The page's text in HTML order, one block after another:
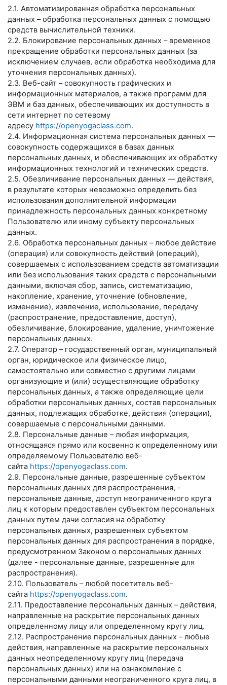
2.1. Автоматизированная обработка персональных
данных – обработка персональных данных с помощью
средств вычислительной техники.
2.2. Блокирование персональных данных – временное
прекращение обработки персональных данных (за
исключением случаев, если обработка необходима для
уточнения персональных данных).
2.3. Веб-сайт – совокупность графических и
информационных материалов, а также программ для
ЭВМ и баз данных, обеспечивающих их доступность в
сети интернет по сетевому
адресу https://openyogaclass.com.
2.4. Информационная система персональных данных —
совокупность содержащихся в базах данных
персональных данных, и обеспечивающих их обработку
информационных технологий и технических средств.
2.5. Обезличивание персональных данных — действия,
в результате которых невозможно определить без
использования дополнительной информации
принадлежность персональных данных конкретному
Пользователю или иному субъекту персональных
данных.
2.6. Обработка персональных данных – любое действие
(операция) или совокупность действий (операций),
совершаемых с использованием средств автоматизации
или без использования таких средств с персональными
данными, включая сбор, запись, систематизацию,
накопление, хранение, уточнение (обновление,
изменение), извлечение, использование, передачу
(распространение, предоставление, доступ),
обезличивание, блокирование, удаление, уничтожение
персональных данных.
2.7. Оператор – государственный орган, муниципальный
орган, юридическое или физическое лицо,
самостоятельно или совместно с другими лицами
организующие и (или) осуществляющие обработку
персональных данных, а также определяющие цели
обработки персональных данных, состав персональных
данных, подлежащих обработке, действия (операции),
совершаемые с персональными данными.
2.8. Персональные данные – любая информация,
относящаяся прямо или косвенно к определенному или
определяемому Пользователю веб-
сайта https://openyogaclass.com.
2.9. Персональные данные, разрешенные субъектом
персональных данных для распространения, -
персональные данные, доступ неограниченного круга
лиц к которым предоставлен субъектом персональных
данных путем дачи согласия на обработку
персональных данных, разрешенных субъектом
персональных данных для распространения в порядке,
предусмотренном Законом о персональных данных
(далее - персональные данные, разрешенные для
распространения).
2.10. Пользователь – любой посетитель веб-
сайта https://openyogaclass.com.
2.11. Предоставление персональных данных – действия,
направленные на раскрытие персональных данных
определенному лицу или определенному кругу лиц.
2.12. Распространение персональных данных – любые
действия, направленные на раскрытие персональных
данных неопределенному кругу лиц (передача
персональных данных) или на ознакомление с
персональными данными неограниченного круга лиц, в